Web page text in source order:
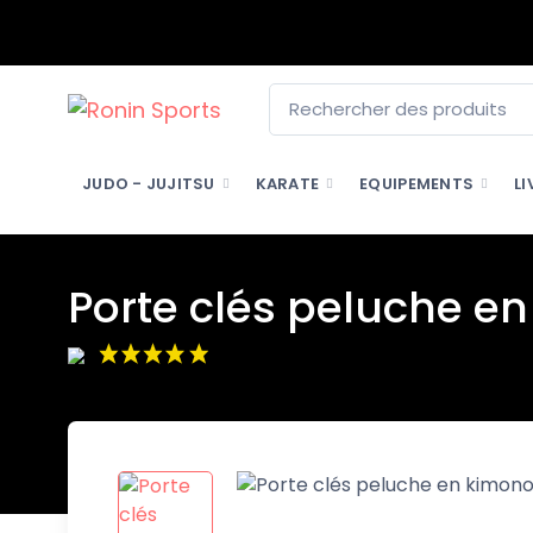
JUDO - JUJITSU KARATE EQUIPEMENTS
Porte clés peluche en